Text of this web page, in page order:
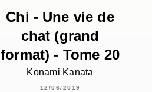
Chi - Une vie de
chat (grand
format) - Tome 20
Konami Kanata
12/06/2019